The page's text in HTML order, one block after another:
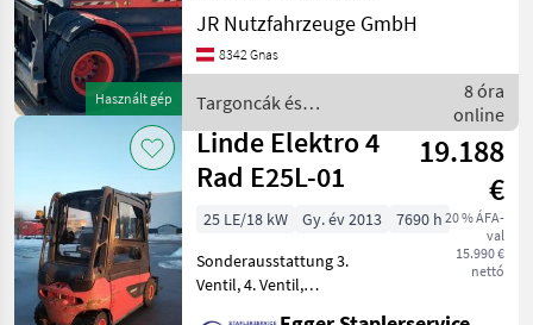
Használt gép
8000kg, Hubhöhe: 3150mm,
Bauhöhe: 2710mm,
Bereifung vorne: Vollgummi
Vollgummi Einfach ,
JR Nutzfahrzeuge GmbH
8342 Gnas
Targoncák és
raktártechnika / Linde
8 óra
online
Linde Elektro 4
Rad E25L-01
19.188
€
20 % ÁFA-
val
15.990 €
nettó
25 LE/18 kW Gy. év 2013
7690 h
Sonderausstattung 3.
Ventil, 4. Ventil,